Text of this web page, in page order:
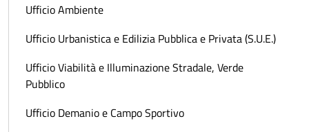
Ufficio Ambiente
Ufficio Urbanistica e Edilizia Pubblica e Privata (S.U.E.)
Ufficio Viabilità e Illuminazione Stradale, Verde
Pubblico
Ufficio Demanio e Campo Sportivo